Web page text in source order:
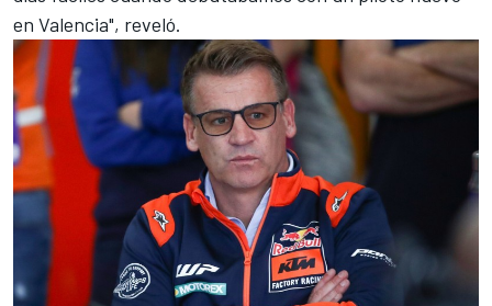
en Valencia", reveló.